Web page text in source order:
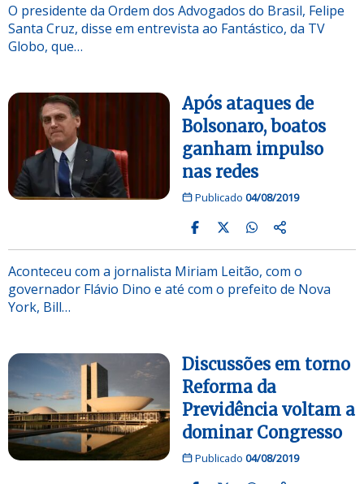
O presidente da Ordem dos Advogados do Brasil, Felipe
Santa Cruz, disse em entrevista ao Fantástico, da TV
Globo, que…
Após ataques de
Bolsonaro, boatos
ganham impulso
nas redes
Publicado 04/08/2019
Aconteceu com a jornalista Miriam Leitão, com o
governador Flávio Dino e até com o prefeito de Nova
York, Bill…
Discussões em torno
Reforma da
Previdência voltam a
dominar Congresso
Publicado 04/08/2019